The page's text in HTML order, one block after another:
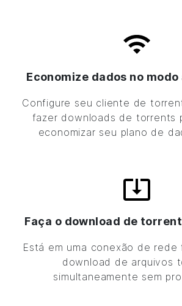
Economize dados no
Configure seu cliente de
fazer downloads de torrents
economizar seu plano de
Faça o download de
Está em uma conexão de
download de arquivos
simultaneamente sem